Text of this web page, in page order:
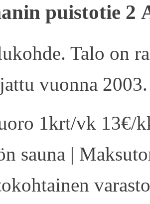
puistotie 2
Talo on
vuonna 2003.
1krt/vk 13€/
sauna |